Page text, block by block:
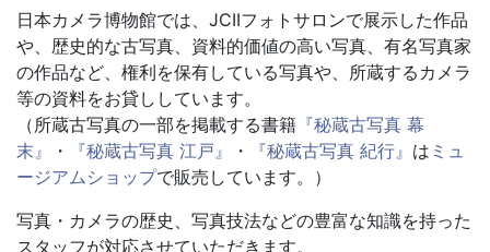
日本カメラ博物館では、JCIIフォトサロンで展示した作品
や、歴史的な古写真、資料的価値の高い写真、有名写真家
の作品など、権利を保有している写真や、所蔵するカメラ
等の資料をお貸ししています。
（所蔵古写真の一部を掲載する書籍 『秘蔵古写真 幕
末』
・ 『秘蔵古写真 江戸』 ・ 『秘蔵古写真 紀行』 は ミュ
ージアムショップで販売しています。）
写真・カメラの歴史、写真技法などの豊富な知識を持った
スタッフが対応させていただきます。